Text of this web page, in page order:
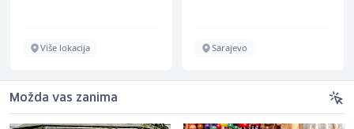
Više lokacija Sarajevo
Možda vas zanima